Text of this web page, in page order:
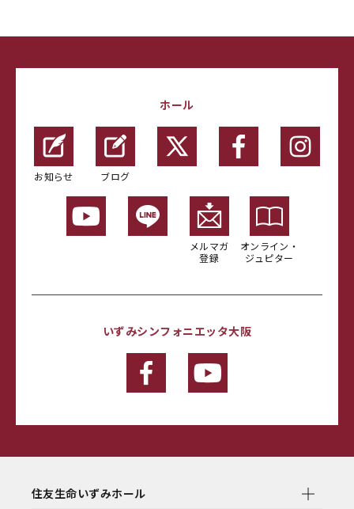
ホール
お知らせ ブログ
メルマガ
登録
オンライン・
ジュピター
いずみシンフォニエッタ大阪
住友生命いずみホール